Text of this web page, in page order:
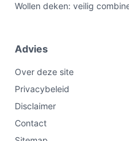
Wollen deken: veilig
Advies
Over deze site
Privacybeleid
Disclaimer
Contact